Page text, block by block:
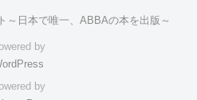
～日本で唯一、ABBAの本を出版～
by
by